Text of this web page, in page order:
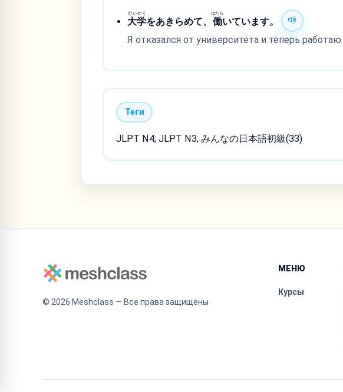
大学
だいがく
をあきらめて、 働
はたら
いています。
Я отказался от университета и теперь работаю.
Теги
JLPT N4; JLPT N3; みんなの日本語初級(33)
© 2026 Meshclass — Все права защищены
МЕНЮ
Курсы